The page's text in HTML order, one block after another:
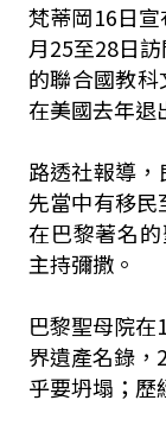
梵蒂岡16日
月25至28日
的聯合國教科
在美國去年退
路透社報導
先當中有移
在巴黎著名
主持彌撒。
巴黎聖母院
界遺產名錄，
乎要坍塌；歷